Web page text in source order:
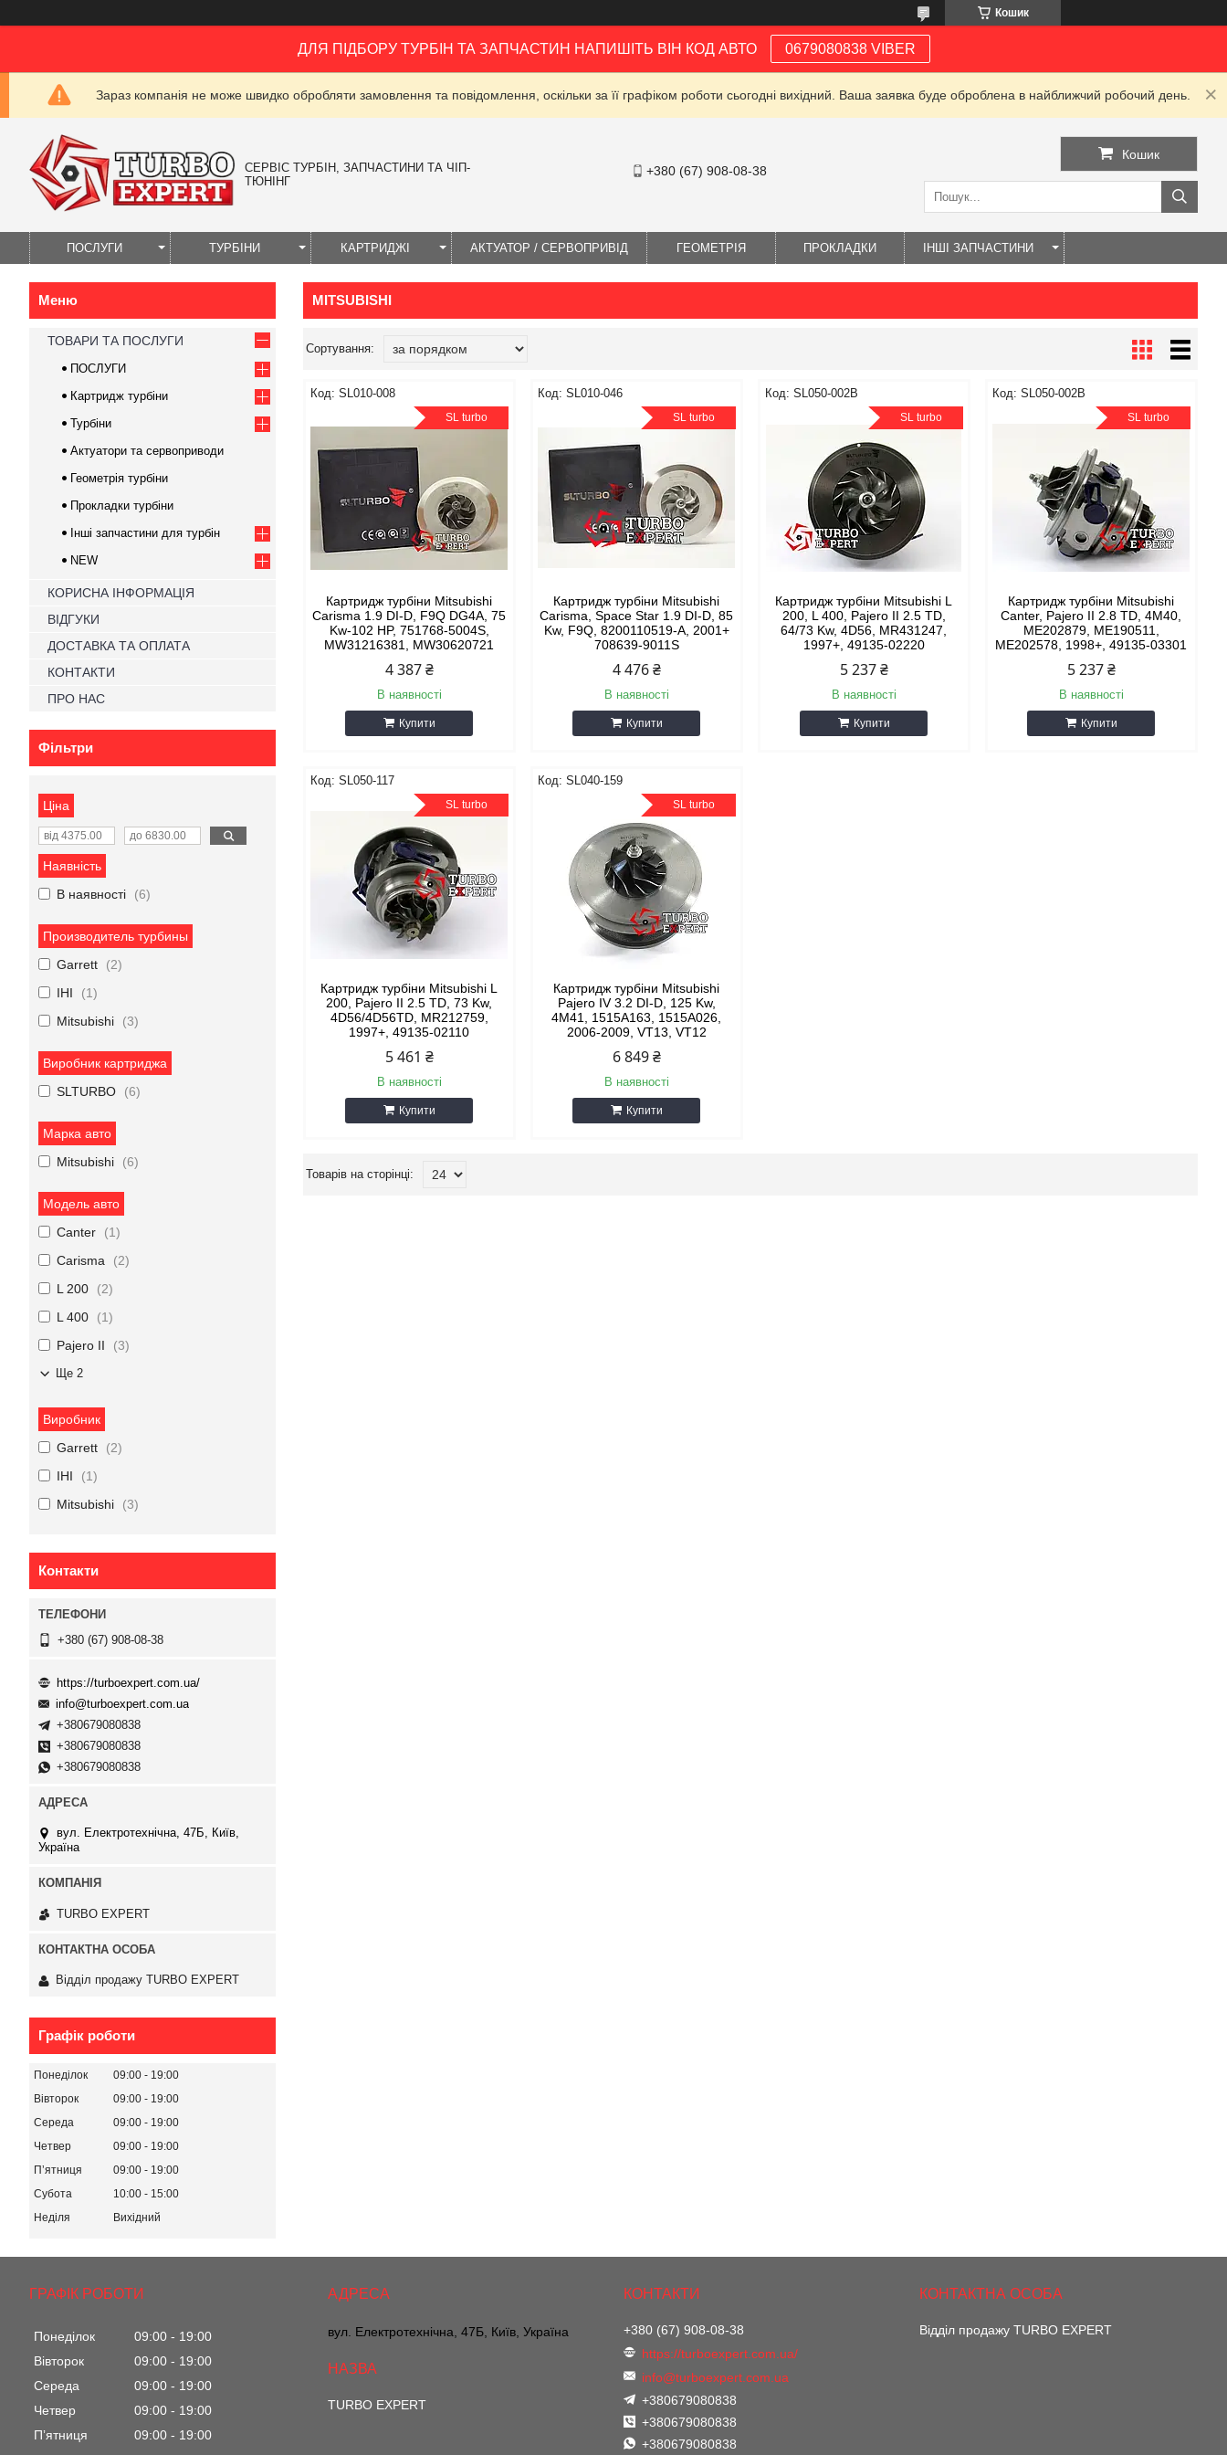
Кошик
ДЛЯ ПІДБОРУ ТУРБІН ТА ЗАПЧАСТИН НАПИШІТЬ ВІН КОД АВТО 0679080838 VIBER
Зараз компанія не може швидко обробляти замовлення та повідомлення, оскільки за її графіком роботи сьогодні вихідний. Ваша заявка буде оброблена в найближчий робочий день.
СЕРВІС ТУРБІН, ЗАПЧАСТИНИ ТА ЧІП-
ТЮНІНГ
+380 (67) 908-08-38
Кошик
ПОСЛУГИ ТУРБІНИ КАРТРИДЖІ АКТУАТОР / СЕРВОПРИВІД ГЕОМЕТРІЯ ПРОКЛАДКИ ІНШІ ЗАПЧАСТИНИ
MITSUBISHI
SL010-008
SL turbo
Картридж турбіни Mitsubishi
Carisma 1.9 DI-D, F9Q DG4A, 75
Kw-102 HP, 751768-5004S,
MW31216381, MW30620721
4 387 ₴
В наявності
Купити
SL010-046
SL turbo
Картридж турбіни Mitsubishi
Carisma, Space Star 1.9 DI-D, 85
Kw, F9Q, 8200110519-A, 2001+
708639-9011S
4 476 ₴
В наявності
Купити
SL050-002B
SL turbo
Картридж турбіни Mitsubishi L
200, L 400, Pajero II 2.5 TD,
64/73 Kw, 4D56, MR431247,
1997+, 49135-02220
5 237 ₴
В наявності
Купити
SL050-002B
SL turbo
Картридж турбіни Mitsubishi
Canter, Pajero II 2.8 TD, 4M40,
ME202879, ME190511,
ME202578, 1998+, 49135-03301
5 237 ₴
В наявності
Купити
SL050-117
SL turbo
Картридж турбіни Mitsubishi L
200, Pajero II 2.5 TD, 73 Kw,
4D56/4D56TD, MR212759,
1997+, 49135-02110
5 461 ₴
В наявності
Купити
SL040-159
SL turbo
Картридж турбіни Mitsubishi
Pajero IV 3.2 DI-D, 125 Kw,
4M41, 1515A163, 1515A026,
2006-2009, VT13, VT12
6 849 ₴
В наявності
Купити
ТОВАРИ ТА ПОСЛУГИ
ПОСЛУГИ
Картридж турбіни
Турбіни
Актуатори та сервоприводи
Геометрія турбіни
Прокладки турбіни
Інші запчастини для турбін
NEW
КОРИСНА ІНФОРМАЦІЯ
ВІДГУКИ
ДОСТАВКА ТА ОПЛАТА
КОНТАКТИ
ПРО НАС
Фільтри
Ціна
Наявність
В наявності
6
Производитель турбины
Garrett
2
IHI
1
Mitsubishi
3
Виробник картриджа
SLTURBO
6
Марка авто
Mitsubishi
6
Модель авто
Canter
1
Carisma
2
L 200
2
L 400
1
Pajero II
3
Ще 2
Виробник
Garrett
2
IHI
1
Mitsubishi
3
Контакти
+380 (67) 908-08-38
https://turboexpert.com.ua/
info@turboexpert.com.ua
+380679080838
+380679080838
+380679080838
вул. Електротехнічна, 47Б, Київ,
Україна
TURBO EXPERT
Відділ продажу TURBO EXPERT
Графік роботи
Понеділок 09:00
19:00
Вівторок
09:00
19:00
Середа
09:00
19:00
Четвер
09:00
19:00
Пʼятниця
09:00
19:00
Субота
10:00
15:00
Неділя
Вихідний
ГРАФІК РОБОТИ
Понеділок 09:00
19:00
Вівторок
09:00
19:00
Середа
09:00
19:00
Четвер
09:00
19:00
Пʼятниця
09:00
19:00
вул. Електротехнічна, 47Б, Київ, Україна
TURBO EXPERT
+380 (67) 908-08-38
https://turboexpert.com.ua/
info@turboexpert.com.ua
+380679080838
+380679080838
+380679080838
Відділ продажу TURBO EXPERT